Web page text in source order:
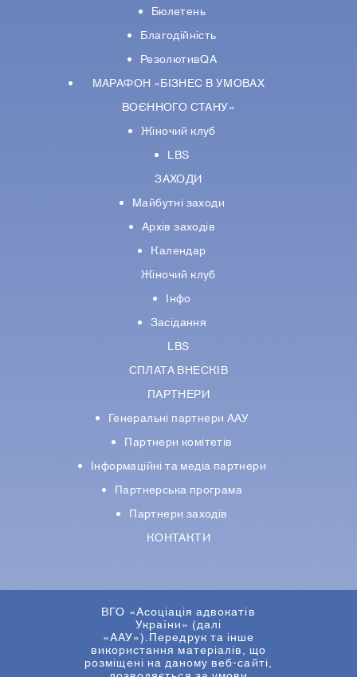
Бюлетень
Благодійність
РезолютивQA
МАРАФОН «БІЗНЕС В УМОВАХ
ВОЄННОГО СТАНУ»
Жіночий клуб
LBS
ЗАХОДИ
Майбутні заходи
Архів заходів
Календар
Жіночий клуб
Інфо
Засідання
LBS
СПЛАТА ВНЕСКІВ
ПАРТНЕРИ
Генеральні партнери ААУ
Партнери комiтетiв
Iнформацiйнi та медіа партнери
Партнерська програма
Партнери заходів
КОНТАКТИ
ВГО «Асоціація адвокатів
України» (далі
«ААУ»).Передрук та інше
використання матеріалів, що
розміщені на даному веб-сайті,